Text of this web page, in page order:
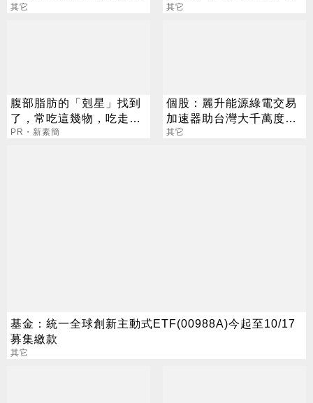
監視器還原真相
其它
解決，一年內鋼鐵需求逐
其它
腹部脂肪的「剋星」找到
了，常吃這幾物，吃走大
肚囊，瘦出小蠻腰
PR・新素簡
個股：麗升能源綠電交易
加速器助台灣大千萬度綠
電，與玉山銀成立綠電信
其它
基金：統一全球創新主動式ETF(00988A)今起至10/17
募集繳款
其它